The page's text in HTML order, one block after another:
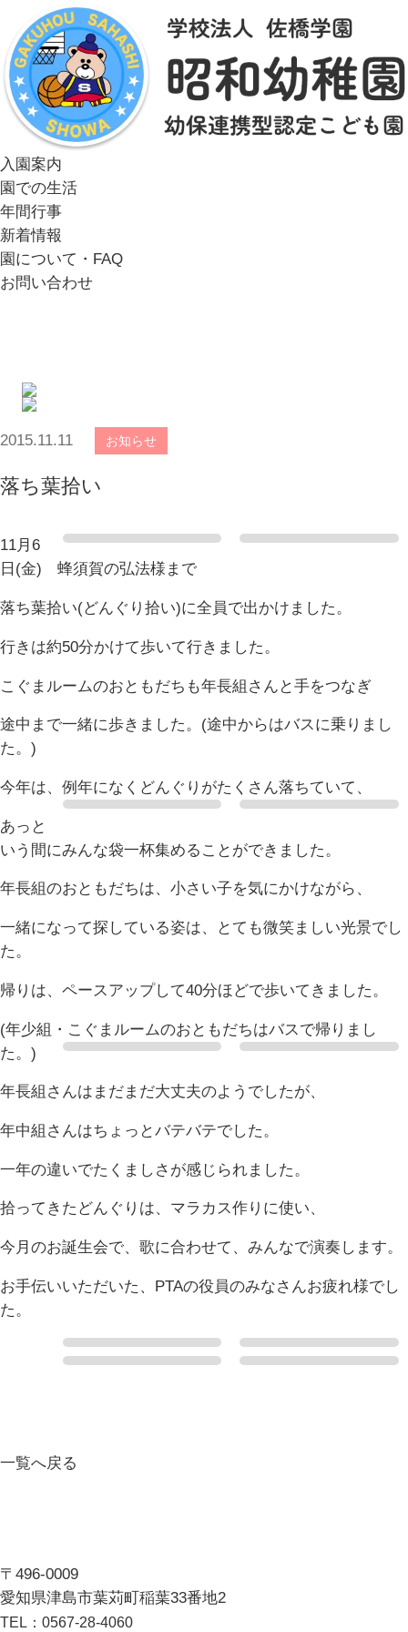
入園案内
園での生活
年間行事
新着情報
園について・FAQ
お問い合わせ
2015.11.11 お知らせ
落ち葉拾い
11月6
日(金) 蜂須賀の弘法様まで
落ち葉拾い(どんぐり拾い)に全員で出かけました。
行きは約50分かけて歩いて行きました。
こぐまルームのおともだちも年長組さんと手をつなぎ
途中まで一緒に歩きました。(途中からはバスに乗りまし
た。)
今年は、例年になくどんぐりがたくさん落ちていて、
あっと
いう間にみんな袋一杯集めることができました。
年長組のおともだちは、小さい子を気にかけながら、
一緒になって探している姿は、とても微笑ましい光景でし
た。
帰りは、ペースアップして40分ほどで歩いてきました。
(年少組・こぐまルームのおともだちはバスで帰りまし
た。)
年長組さんはまだまだ大丈夫のようでしたが、
年中組さんはちょっとバテバテでした。
一年の違いでたくましさが感じられました。
拾ってきたどんぐりは、マラカス作りに使い、
今月のお誕生会で、歌に合わせて、みんなで演奏します。
お手伝いいただいた、PTAの役員のみなさんお疲れ様でし
た。
一覧へ戻る
〒496-0009
愛知県津島市葉苅町稲葉33番地2
TEL： 0567-28-4060